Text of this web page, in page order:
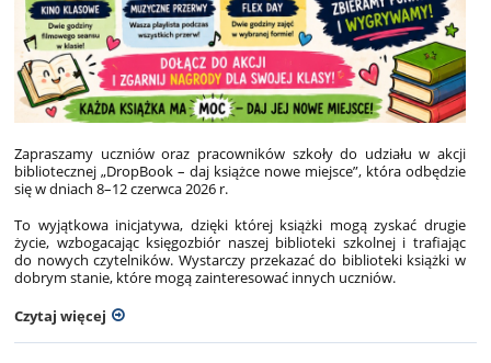
Zapraszamy uczniów oraz pracowników szkoły do udziału w akcji
bibliotecznej „DropBook – daj książce nowe miejsce”, która odbędzie
się w dniach 8–12 czerwca 2026 r.
To wyjątkowa inicjatywa, dzięki której książki mogą zyskać drugie
życie, wzbogacając księgozbiór naszej biblioteki szkolnej i trafiając
do nowych czytelników. Wystarczy przekazać do biblioteki książki w
dobrym stanie, które mogą zainteresować innych uczniów.
Czytaj więcej